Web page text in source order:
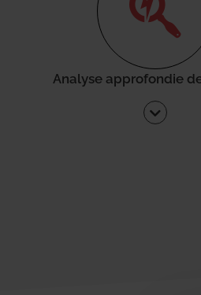
Analyse approfondie